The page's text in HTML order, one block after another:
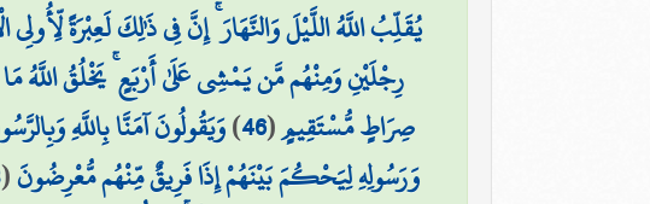
يُقَلِّبُ اللَّهُ اللَّيْلَ وَالنَّهَارَ ۚ إِنَّ فِي ذَٰلِكَ لَعِبْرَةً لِّأُولِي
رِجْلَيْنِ وَمِنْهُم مَّن يَمْشِي عَلَىٰ أَرْبَعٍ ۚ يَخْلُقُ اللَّهُ
صِرَاطٍ مُّسْتَقِيمٍ(
46
)وَيَقُولُونَ آمَنَّا بِاللَّهِ
وَرَسُولِهِ لِيَحْكُمَ بَيْنَهُمْ إِذَا فَرِيقٌ مِّنْهُم مُّعْرِضُونَ(